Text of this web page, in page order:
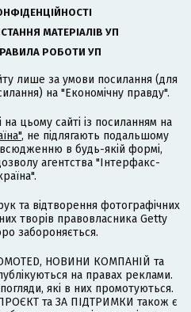
МАТЕРІАЛІВ УП
РОБОТИ УП
лише за умови посилання (для
на "Економічну правду".
на цьому сайті із посиланням на
, не підлягають подальшому
в будь-якій формі,
агентства "Інтерфакс-
та відтворення фотографічних
творів правовласника Getty
забороняється.
НОВИНИ КОМПАНІЙ та
на правах реклами.
які в них промотуються.
та ЗА ПІДТРИМКИ також є